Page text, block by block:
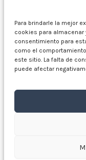
Para brindarle la mejor
cookies para
consentimiento para
como el
este sitio. La falta de
puede afectar
Copyright © 2026